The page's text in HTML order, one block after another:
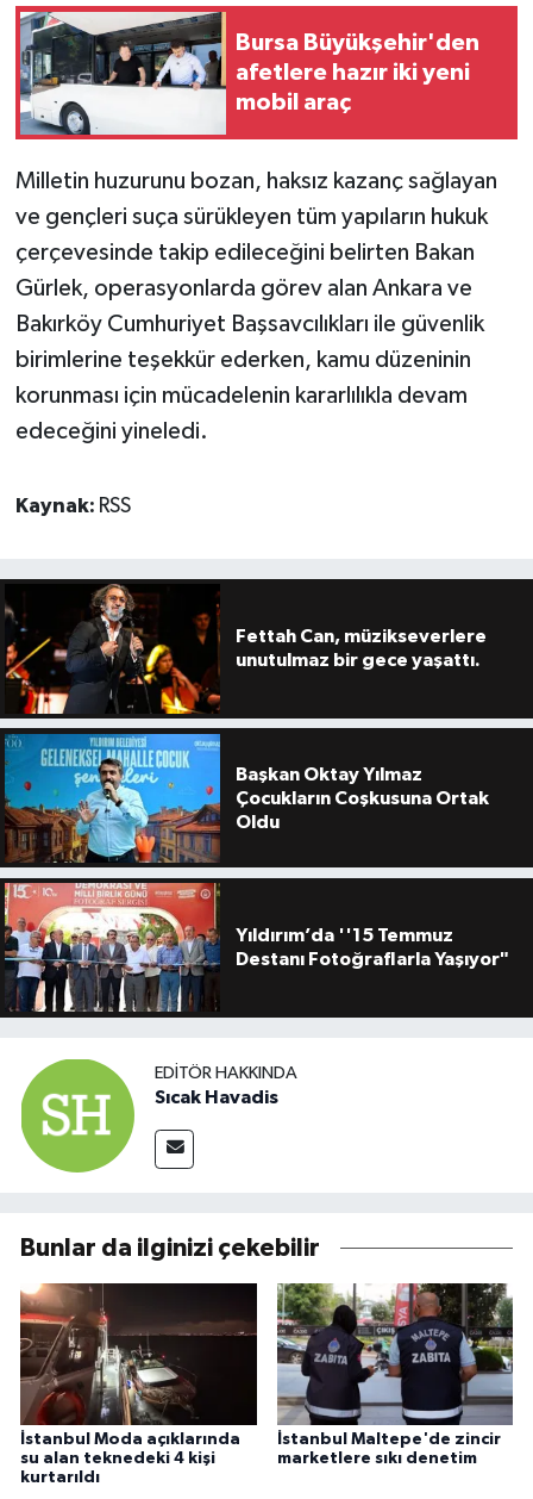
Bursa Büyükşehir'den
afetlere hazır iki yeni
mobil araç
Milletin huzurunu bozan, haksız kazanç sağlayan
ve gençleri suça sürükleyen tüm yapıların hukuk
çerçevesinde takip edileceğini belirten Bakan
Gürlek, operasyonlarda görev alan Ankara ve
Bakırköy Cumhuriyet Başsavcılıkları ile güvenlik
birimlerine teşekkür ederken, kamu düzeninin
korunması için mücadelenin kararlılıkla devam
edeceğini yineledi.
Kaynak: RSS
Fettah Can, müzikseverlere
unutulmaz bir gece yaşattı.
Başkan Oktay Yılmaz
Çocukların Coşkusuna Ortak
Oldu
Yıldırım’da ''15 Temmuz
Destanı Fotoğraflarla Yaşıyor"
EDITÖR HAKKINDA
Sıcak Havadis
Bunlar da ilginizi çekebilir
İstanbul Moda açıklarında
su alan teknedeki 4 kişi
kurtarıldı
İstanbul Maltepe'de zincir
marketlere sıkı denetim